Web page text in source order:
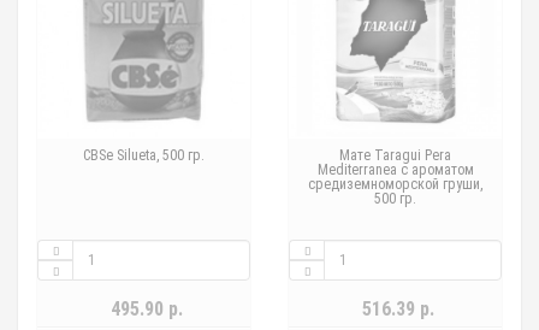
CBSe Silueta, 500 гр.
495.90 р.
Мате Taragui Pera
Mediterranea с ароматом
средиземноморской груши,
500 гр.
516.39 р.